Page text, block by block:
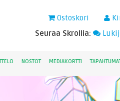
Ostoskori
Seuraa Skrollia:
NOSTOT MEDIAKORTTI